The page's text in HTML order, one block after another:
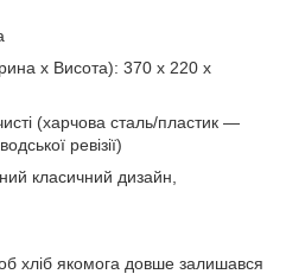
х Висота): 370 х 220 х
(харчова сталь/пластик —
ревізії)
класичний дизайн,
хліб якомога довше залишався